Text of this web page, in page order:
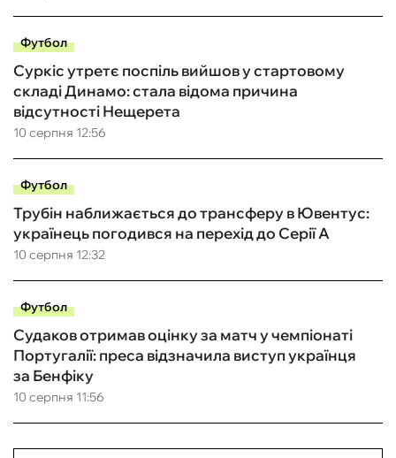
Футбол
10 серпня 12:56
Суркіс утретє поспіль вийшов у стартовому
складі Динамо: стала відома причина
відсутності Нещерета
Футбол
10 серпня 12:32
Трубін наближається до трансферу в Ювентус:
українець погодився на перехід до Серії А
Футбол
10 серпня 11:56
Судаков отримав оцінку за матч у чемпіонаті
Португалії: преса відзначила виступ українця
за Бенфіку